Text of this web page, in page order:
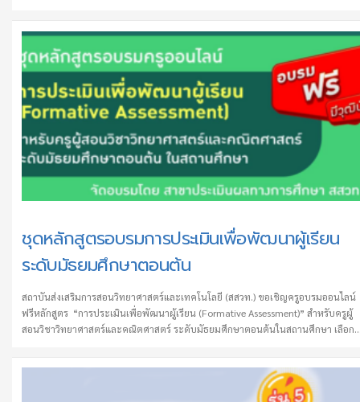
พัฒนาทักษะการตั้งคำถามที่กระตุ้นการคิด การฟังอย่างตั้งใจ การสร้างบรรยากาศที่
ปลอดภัยทางความคิด และการให้ข้อมูลย้อนกลับ ที่สร้างสรรค์ สนใจเข้าร่วมอบรม
สามารถลงทะเบียนได้ดังนี้ รายชื่อหลักสูตร
ชุดหลักสูตรอบรมการประเมินเพื่อพัฒนาผู้เรียน
ระดับมัธยมศึกษาตอนต้น
สถาบันส่งเสริมการสอนวิทยาศาสตร์และเทคโนโลยี (สสวท.) ขอเชิญครูอบรมออนไลน์
ฟรีหลักสูตร “การประเมินเพื่อพัฒนาผู้เรียน (Formative Assessment)” สำหรับครูผู้
สอนวิชาวิทยาศาสตร์และคณิตศาสตร์ ระดับมัธยมศึกษาตอนต้นในสถานศึกษา เลือก
ที่ https://learn.teacherpd.ipst.ac.th/courses ได้แก่ ระยะเวลาการลงทะเบียนอบรม
เปิดลงทะเบียน วันที่ 16 ธ.ค. 67 – 24 ม.ค. 68 จำกัดจำนวนหลักสูตรละ 2,000 คน